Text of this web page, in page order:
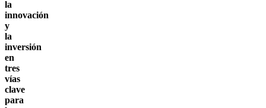
la
innovación
y
la
inversión
en
tres
vías
clave
para